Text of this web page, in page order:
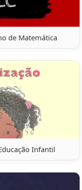
de Matemática
Infantil